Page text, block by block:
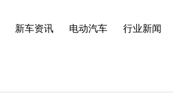
新车资讯 电动汽车 行业新闻